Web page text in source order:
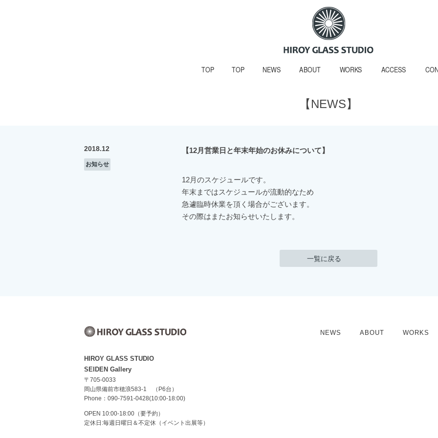
TOP TOP NEWS ABOUT WORKS ACCESS
【NEWS】
2018.12
お知らせ
【12月営業日と年末年始のお休みについて】
12月のスケジュールです。
年末まではスケジュールが流動的なため
急遽臨時休業を頂く場合がございます。
その際はまたお知らせいたします。
一覧に戻る
HIROY GLASS STUDIO
SEIDEN Gallery
〒705-0033
岡山県備前市穂浪583-1 （P6台）
Phone：090-7591-0428(10:00-18:00)
OPEN 10:00-18:00（要予約）
定休日:毎週日曜日＆不定休（イベント出展等）
NEWS ABOUT WORKS